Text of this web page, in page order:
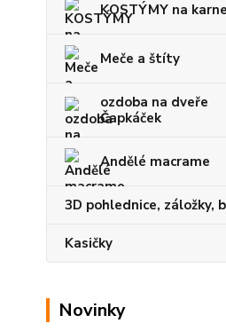
KOSTÝMY na
Meče a štíty
ozdoba na dveře
Čapkáček
Andělé macrame
3D pohlednice, záložky,
Kasičky
Novinky